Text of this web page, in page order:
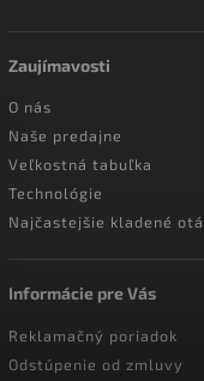
Zaujímavosti
O nás
Naše predajne
Veľkostná tabuľka
Technológie
Najčastejšie kladené
Informácie pre Vás
Reklamačný poriadok
Odstúpenie od zmluvy